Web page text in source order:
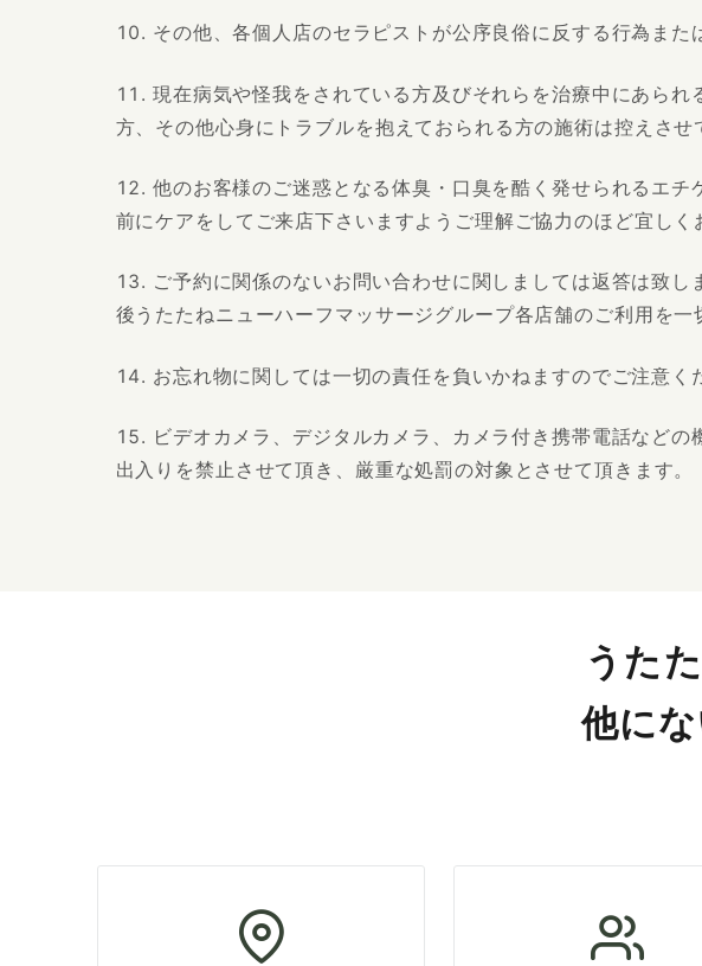
その他、各個人店のセラピストが公序良俗に反する行為ま
現在病気や怪我をされている方及びそれらを治療中にあら
方、その他心身にトラブルを抱えておられる方の施術は控えさせ
他のお客様のご迷惑となる体臭・口臭を酷く発せられるエ
前にケアをしてご来店下さいますようご理解ご協力のほど宜しく
ご予約に関係のないお問い合わせに関しましては返答は致
後うたたねニューハーフマッサージグループ各店舗のご利用を一
お忘れ物に関しては一切の責任を負いかねますのでご注意く
ビデオカメラ、デジタルカメラ、カメラ付き携帯電話など
出入りを禁止させて頂き、厳重な処罰の対象とさせて頂きます。
うた
他に